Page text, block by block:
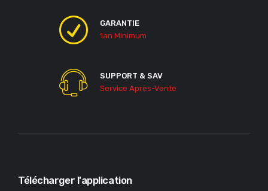
GARANTIE
1an Minimum
SUPPORT & SAV
Service Après-Vente
Télécharger l'application